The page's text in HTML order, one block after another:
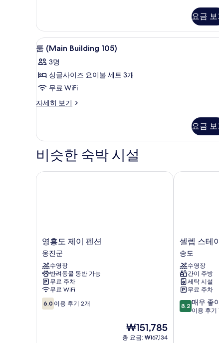
진
모
두
보
기
floor
107)
자
세
히
기
요금
룸
(Main
Building
105)
사
진
보
기
룸 (Main Building 105) | 무료
6
룸 (Main Building 105)
3명
싱글사이즈 요이불 세트 3개
무료 WiFi
자세히 보기
룸
자
히
기
요금
비슷한 숙박 시설
영
흥
도
제
이
펜
션
옹
진
영흥도 제이 펜션
옹진군
수영장
반려동물 동반 가능
무료 주차
무료 WiFi
10
점
6.0 이용 후기 2개
현
재
₩151,785
총 요금: ₩167,134
영흥도 제이 펜션
셀
렙
스
테
이
송
도
송
도
셀렙 스테
송도
수영장
간이 주방
세탁 시설
무료 주차
10
점
8.2 매우 좋
이용 후기
셀렙 스테이